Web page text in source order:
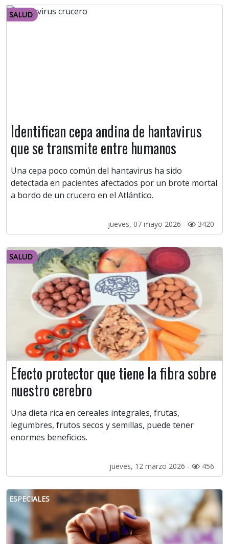
SALUD
Identifican cepa andina de hantavirus
que se transmite entre humanos
Una cepa poco común del hantavirus ha sido
detectada en pacientes afectados por un brote mortal
a bordo de un crucero en el Atlántico.
jueves, 07 mayo 2026 - 3420
SALUD
Efecto protector que tiene la fibra sobre
nuestro cerebro
Una dieta rica en cereales integrales, frutas,
legumbres, frutos secos y semillas, puede tener
enormes beneficios.
jueves, 12 marzo 2026 - 456
ESPECIALES